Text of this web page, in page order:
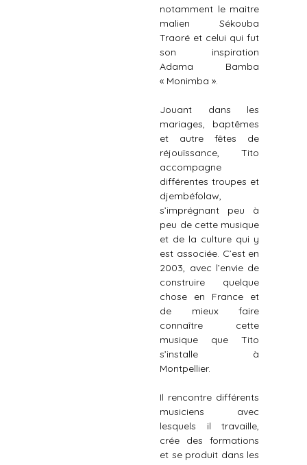
notamment le maitre
malien Sékouba
Traoré et celui qui fut
son inspiration
Adama Bamba
« Monimba ».
Jouant dans les
mariages, baptêmes
et autre fêtes de
réjouïssance, Tito
accompagne
différentes troupes et
djembéfolaw,
s’imprégnant peu à
peu de cette musique
et de la culture qui y
est associée. C’est en
2003, avec l’envie de
construire quelque
chose en France et
de mieux faire
connaître cette
musique que Tito
s’installe à
Montpellier.
Il rencontre différents
musiciens avec
lesquels il travaille,
crée des formations
et se produit dans les